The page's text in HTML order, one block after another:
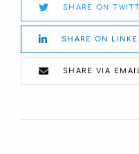
SHARE ON
SHARE ON
SHARE VIA